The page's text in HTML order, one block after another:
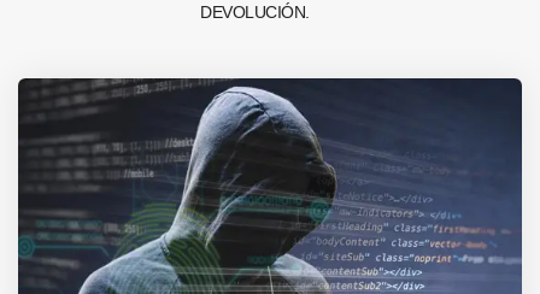
DEVOLUCIÓN.